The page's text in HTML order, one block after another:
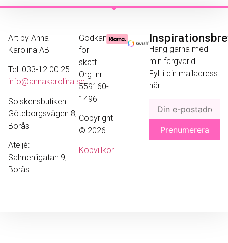
Art by Anna
Karolina AB
Tel: 033-12 00 25
info@annakarolina.se
Solskensbutiken:
Göteborgsvägen 8,
Borås
Ateljé:
Salmeniigatan 9,
Borås
Godkänd
för F-
skatt
Org. nr:
559160-
1496
Copyright
© 2026
Köpvillkor
Häng gärna med i
min färgvärld!
Fyll i din mailadress
här: